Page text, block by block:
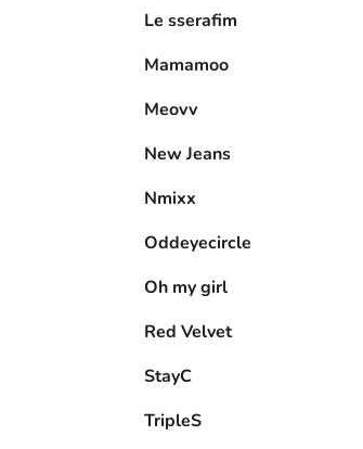
Le sserafim
Mamamoo
Meovv
New Jeans
Nmixx
Oddeyecircle
Oh my girl
Red Velvet
StayC
TripleS